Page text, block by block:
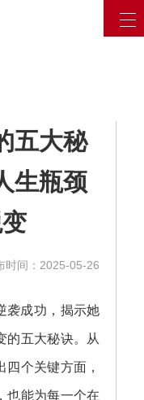
五大秘
生瓶颈
时间：2025-05-26
袭成功，揭示她
的五大秘诀。从
个关键方面，
也能为每一个在